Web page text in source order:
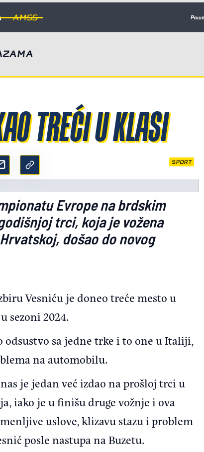
AMSS
TREĆI U KLASI
SPORT
Evrope na brdskim
trci, koja je vožena
došao do novog
Vesniću je doneo treće mesto u
sezoni 2024.
sa jedne trke i to one u Italiji,
na automobilu.
je jedan već izdao na prošloj trci u
iako je u finišu druge vožnje i ova
uslove, klizavu stazu i problem
posle nastupa na Buzetu.